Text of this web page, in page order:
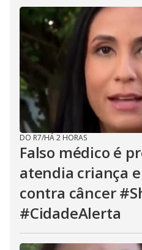
DO R7/HÁ 2 HORAS
Falso médico é
atendia criança
contra câncer
#CidadeAlerta